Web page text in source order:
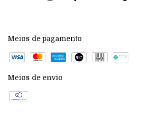
Meios de pagamento
Meios de envio